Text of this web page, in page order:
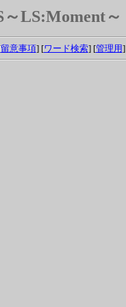
～LS:Moment～
留意事項] [ワード検索] [管理用]